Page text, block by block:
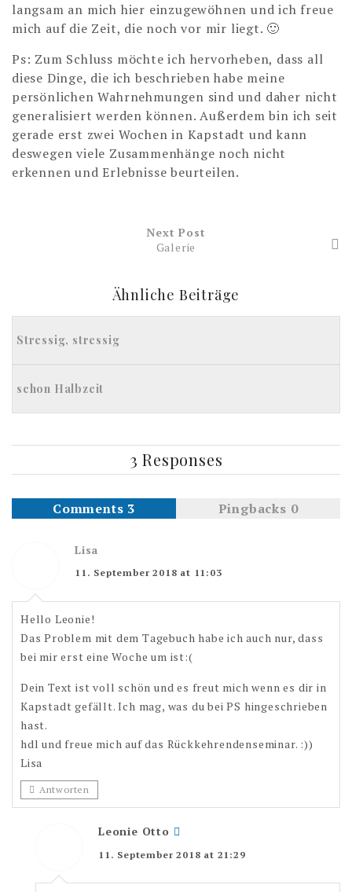
langsam an mich hier einzugewöhnen und ich freue
mich auf die Zeit, die noch vor mir liegt. 🙂
Ps: Zum Schluss möchte ich hervorheben, dass all
diese Dinge, die ich beschrieben habe meine
persönlichen Wahrnehmungen sind und daher nicht
generalisiert werden können. Außerdem bin ich seit
gerade erst zwei Wochen in Kapstadt und kann
deswegen viele Zusammenhänge noch nicht
erkennen und Erlebnisse beurteilen.
Next Post
Galerie
Ähnliche Beiträge
Stressig, stressig
schon Halbzeit
3 Responses
Comments 3 Pingbacks 0
Lisa
11. September 2018 at 11:03
Hello Leonie!
Das Problem mit dem Tagebuch habe ich auch nur, dass
bei mir erst eine Woche um ist:(
Dein Text ist voll schön und es freut mich wenn es dir in
Kapstadt gefällt. Ich mag, was du bei PS hingeschrieben
hast.
hdl und freue mich auf das Rückkehrendenseminar. :))
Lisa
Antworten
Leonie Otto
11. September 2018 at 21:29